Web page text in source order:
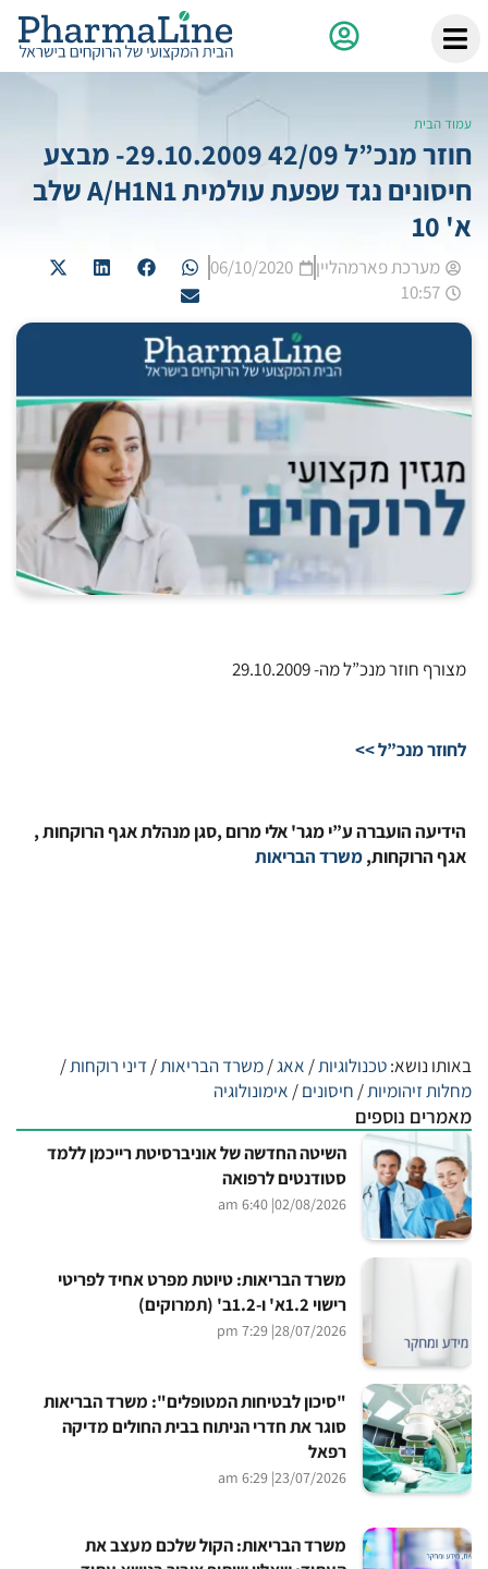
עמוד הבית
חוזר מנכ”ל 42/09 29.10.2009- מבצע
חיסונים נגד שפעת עולמית A/H1N1 שלב
א' 10
מערכת פארמהליין
06/10/2020
10:57
מצורף חוזר מנכ”ל מה- 29.10.2009
לחוזר מנכ”ל >>
הידיעה הועברה ע”י מגר' אלי מרום ,סגן מנהלת אגף הרוקחות ,
אגף הרוקחות,משרד הבריאות
באותו נושא:טכנולוגיות/ אאג/משרד הבריאות/דיני רוקחות/
מחלות זיהומיות/ חיסונים/ אימונולוגיה
מאמרים נוספים
השיטה החדשה של אוניברסיטת רייכמן ללמד
סטודנטים לרפואה
02/08/2026
| 6:40 am
משרד הבריאות: טיוטת מפרט אחיד לפריטי
רישוי 1.2א' ו-1.2ב' (תמרוקים)
28/07/2026
| 7:29 pm
"סיכון לבטיחות המטופלים": משרד הבריאות
סוגר את חדרי הניתוח בבית החולים מדיקה
רפאל
23/07/2026
| 6:29 am
משרד הבריאות: הקול שלכם מעצב את